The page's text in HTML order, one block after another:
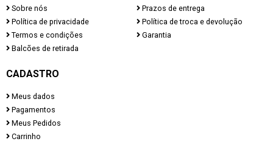
Sobre nós
Prazos de entrega
Política de privacidade
Política de troca e devolução
Termos e condições
Garantia
Balcões de retirada
CADASTRO
Meus dados
Pagamentos
Meus Pedidos
Carrinho